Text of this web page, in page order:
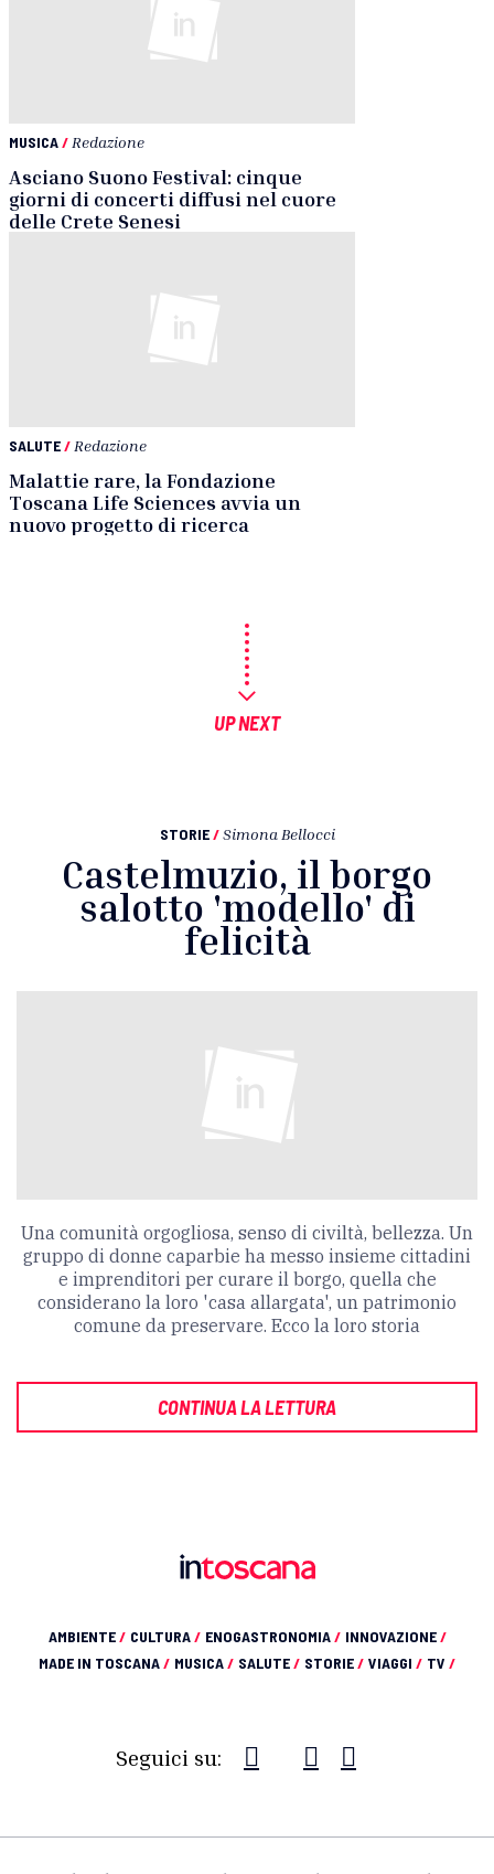
MUSICA/ Redazione
Asciano Suono Festival: cinque
giorni di concerti diffusi nel cuore
delle Crete Senesi
SALUTE/ Redazione
Malattie rare, la Fondazione
Toscana Life Sciences avvia un
nuovo progetto di ricerca
UP NEXT
STORIE / Simona Bellocci
Castelmuzio, il borgo
salotto 'modello' di
felicità
Una comunità orgogliosa, senso di civiltà, bellezza. Un
gruppo di donne caparbie ha messo insieme cittadini
e imprenditori per curare il borgo, quella che
considerano la loro 'casa allargata', un patrimonio
comune da preservare. Ecco la loro storia
CONTINUA LA LETTURA
AMBIENTE/ CULTURA/ ENOGASTRONOMIA/ INNOVAZIONE/
MADE IN TOSCANA/ MUSICA/ SALUTE/ STORIE/ VIAGGI / TV /
Seguici su: